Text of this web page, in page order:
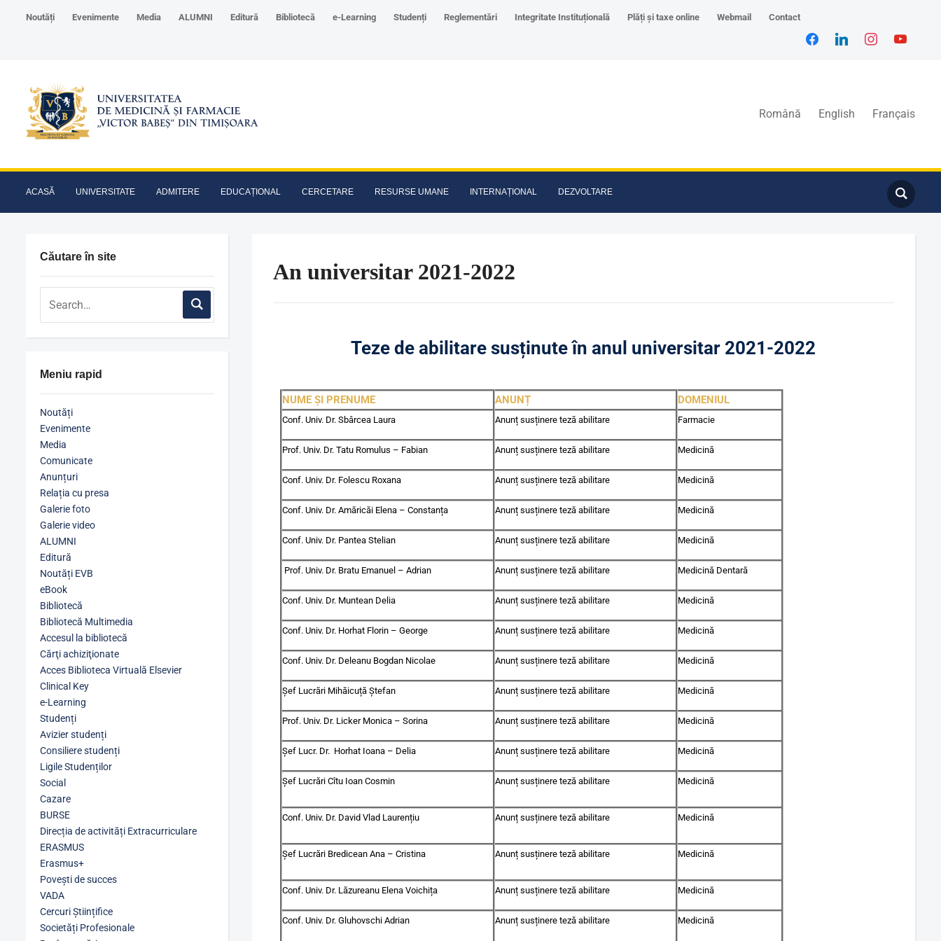
Noutăți Evenimente Media ALUMNI Editură Bibliotecă e-Learning Studenți Reglementări Integritate Instituțională Plăți și taxe online Webmail Contact
Română English Français
ACASĂ UNIVERSITATE ADMITERE EDUCAȚIONAL CERCETARE RESURSE UMANE INTERNAȚIONAL DEZVOLTARE
Căutare în site
Meniu rapid
Noutăți
Evenimente
Media
Comunicate
Anunțuri
Relația cu presa
Galerie foto
Galerie video
ALUMNI
Editură
Noutăți EVB
eBook
Bibliotecă
Bibliotecă Multimedia
Accesul la bibliotecă
Cărţi achiziţionate
Acces Biblioteca Virtuală Elsevier
Clinical Key
e-Learning
Studenți
Avizier studenți
Consiliere studenți
Ligile Studenților
Social
Cazare
BURSE
Direcția de activități Extracurriculare
ERASMUS
Erasmus+
Povești de succes
VADA
Cercuri Științifice
Societăți Profesionale
An universitar 2021-2022
Teze de abilitare susținute în anul universitar 2021-2022
NUME ȘI PRENUME ANUNȚ DOMENIUL
Conf. Univ. Dr. Sbârcea Laura Anunț susținere teză abilitare Farmacie
Prof. Univ. Dr. Tatu Romulus – Fabian Anunț susținere teză abilitare Medicină
Conf. Univ. Dr. Folescu Roxana Anunț susținere teză abilitare Medicină
Conf. Univ. Dr. Amăricăi Elena – Constanța Anunț susținere teză abilitare Medicină
Conf. Univ. Dr. Pantea Stelian Anunț susținere teză abilitare Medicină
Prof. Univ. Dr. Bratu Emanuel – Adrian Anunț susținere teză abilitare Medicină Dentară
Conf. Univ. Dr. Muntean Delia Anunț susținere teză abilitare Medicină
Conf. Univ. Dr. Horhat Florin – George Anunț susținere teză abilitare Medicină
Conf. Univ. Dr. Deleanu Bogdan Nicolae Anunț susținere teză abilitare Medicină
Șef Lucrări Mihăicuță Ștefan Anunț susținere teză abilitare Medicină
Prof. Univ. Dr. Licker Monica – Sorina Anunț susținere teză abilitare Medicină
Șef Lucr. Dr. Horhat Ioana – Delia Anunț susținere teză abilitare Medicină
Șef LucrăriCîtu Ioan Cosmin Anunț susținere teză abilitare Medicină
Conf. Univ. Dr. David Vlad Laurențiu Anunț susținere teză abilitare Medicină
Șef Lucrări Bredicean Ana – Cristina Anunț susținere teză abilitare Medicină
Conf. Univ. Dr. Lăzureanu Elena Voichița Anunț susținere teză abilitare Medicină
Conf. Univ. Dr. Gluhovschi Adrian Anunț susținere teză abilitare Medicină